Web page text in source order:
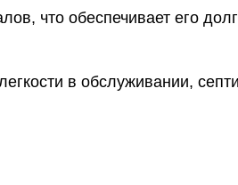
что обеспечивает его
в обслуживании,